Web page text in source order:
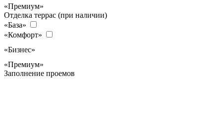
«Премиум»
Отделка террас (при наличии)
«База»
«Комфорт»
«Бизнес»
«Премиум»
Заполнение проемов